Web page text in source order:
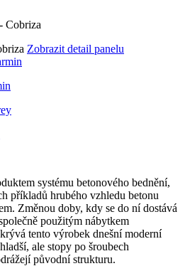
Cobriza
Zobrazit detail panelu
systému betonového bednění,
příkladů hrubého vzhledu betonu
Změnou doby, kdy se do ní dostává
použitým nábytkem
tento výrobek dnešní moderní
ale stopy po šroubech
původní strukturu.